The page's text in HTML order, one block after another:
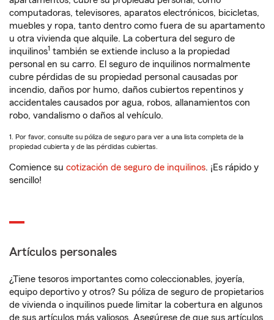
computadoras, televisores, aparatos electrónicos, bicicletas,
muebles y ropa, tanto dentro como fuera de su apartamento
u otra vivienda que alquile. La cobertura del seguro de
inquilinos1 también se extiende incluso a la propiedad
personal en su carro. El seguro de inquilinos normalmente
cubre pérdidas de su propiedad personal causadas por
incendio, daños por humo, daños cubiertos repentinos y
accidentales causados por agua, robos, allanamientos con
robo, vandalismo o daños al vehículo.
1. Por favor, consulte su póliza de seguro para ver a una lista completa de la
propiedad cubierta y de las pérdidas cubiertas.
Comience su cotización de seguro de inquilinos. ¡Es rápido y
sencillo!
Artículos personales
¿Tiene tesoros importantes como coleccionables, joyería,
equipo deportivo y otros? Su póliza de seguro de propietarios
de vivienda o inquilinos puede limitar la cobertura en algunos
de sus artículos más valiosos. Asegúrese de que sus artículos